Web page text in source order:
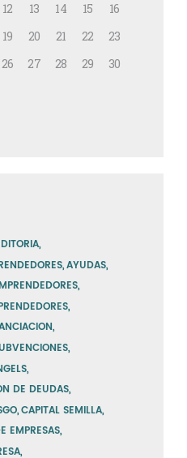
12 13 14 15
16
19 20 21 22
23
26 27 28 29
30
AYUDAS
DE DEUDAS
CAPITAL SEMILLA
EMPRESAS